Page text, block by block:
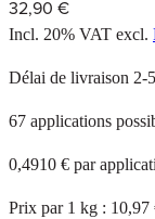
32,90 €
Incl. 20% VAT excl.
Délai de livraison 2-
67 applications
0,4910 € par
Prix par 1 kg : 10,97